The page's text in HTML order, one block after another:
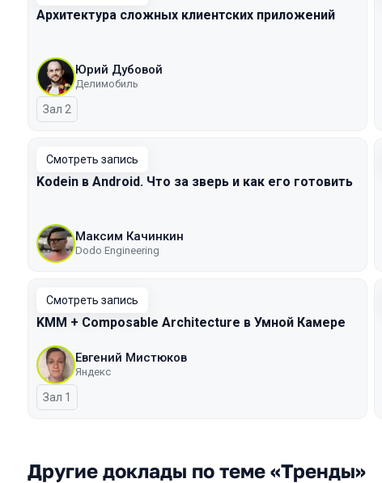
Архитектура сложных клиентских приложений
Юрий Дубовой
Делимобиль
Зал 2
Смотреть запись
Kodein в Android. Что за зверь и как его готовить
Максим Качинкин
Dodo Engineering
Смотреть запись
KMM + Composable Architecture в Умной Камере
Евгений Мистюков
Яндекс
Зал 1
Другие доклады по теме «Тренды»